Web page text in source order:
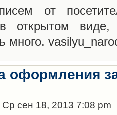
от
в открытом
много.
оформления
Ср сен 18, 2013 7:08 pm